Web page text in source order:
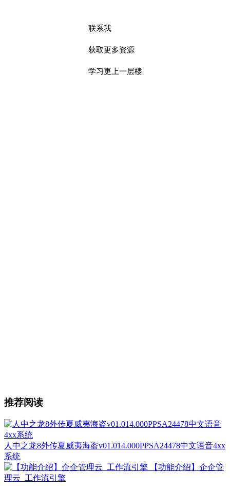
联系我
获取更多资源
学习更上一层楼
推荐阅读
人中之龙8外传夏威夷海盗v01.014.000PPSA24478中文语音4xx
系统
【功能介绍】企企管
理云_工作流引擎